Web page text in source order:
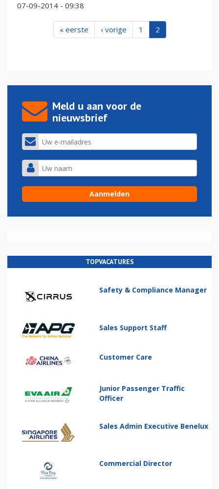
07-09-2014 - 09:38
« eerste ‹ vorige 1 2
Meld u aan voor de
nieuwsbrief
TOPVACATURES
Safety & Compliance Manager
Sales Support Staff
Customer Care
Junior Passenger Traffic
Officer
Sales Admin Executive Benelux
Commercial Director